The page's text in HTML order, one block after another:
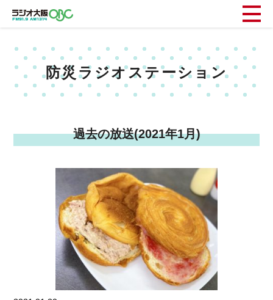
防災ラジオステーション
過去の放送(2021年1月)